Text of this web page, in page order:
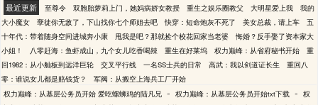
最近更新 至尊令 双胞胎萝莉上门，她妈病娇女教授 重生之娱乐圈教父 大明星爱上我
我的
大小魔女
孽徒你无敌了，下山找你七个师姐去吧 快穿：短命炮灰不死了 美女总裁，请上车
五
十年代：带着随身空间进城奔小康
甩我是吧？那就捡个校花回家当老婆
悔婚？反手娶了资本家大
小姐！
八零赶海：鱼虾成山，九个女儿吃香喝辣 重生在好莱坞 权力巅峰：从省府秘书开始
重
回1982：从小舢板到远洋巨轮
交叉平行线 一名SS士兵的日常 高武：我以剑道证长生
重回八
零：谁说女儿都是赔钱货？
军阀：从搬空上海兵工厂开始
权力巅峰：从基层公务员开始 爱吃螺蛳鸡的陆凡兄 - 权力巅峰：从基层公务员开始txt下载 - 权